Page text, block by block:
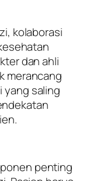
kolaborasi
dan ahli
merancang
yang saling
penting